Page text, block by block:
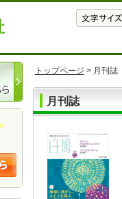
トップページ > 月刊誌
月刊誌